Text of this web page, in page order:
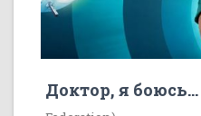
Доктор, я боюсь...